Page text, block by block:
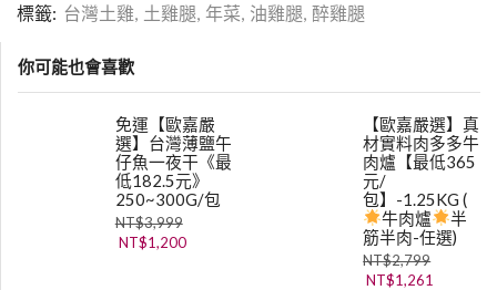
標籤: 台灣土雞 土雞腿 年菜 油雞腿 醉雞腿
你可能也會喜歡
免運【歐嘉嚴
選】台灣薄鹽午
仔魚一夜干《最
低182.5元》
250~300G/包
NT$3,999
NT$1,200
【歐嘉嚴選】真
材實料肉多多牛
肉爐【最低365
元/
包】-1.25KG (
牛肉爐
半
筋半肉-任選)
NT$2,799
NT$1,261